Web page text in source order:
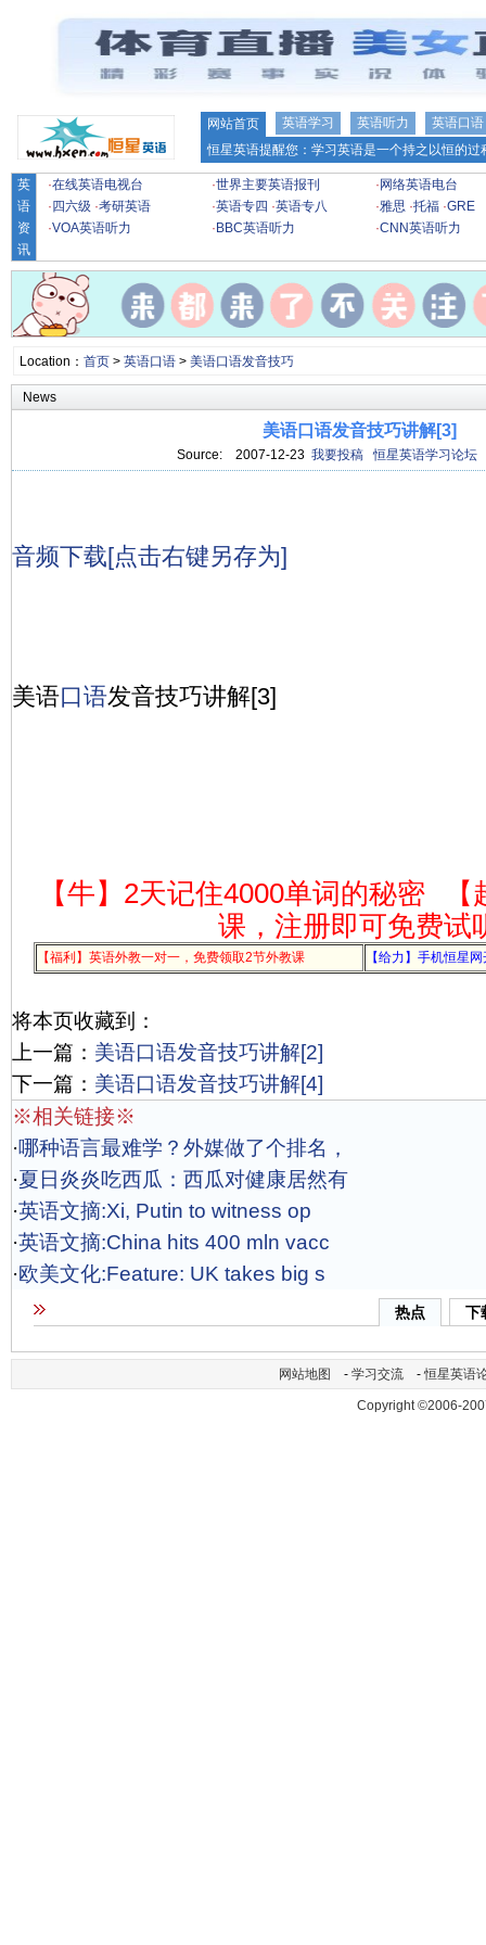
网站首页 英语学习 英语听力
英语口语
恒星英语提醒您：学习英语是一个持之以恒的
英
语
资
讯
·在线英语电视台 ·世界主要英语报刊 · 网络英语电台
· 四六级 ·考研英语 ·英语专四 ·英语专八 ·雅思 ·托福 ·GRE
·VOA英语听力 · BBC英语听力 ·CNN英语听力
Location： 首页> 英语口语> 美语口语发音技巧
News
美语口语发音技巧讲解[3]
Source: 2007-12-23 我要投稿 恒星英语学习论坛
音频下载[点击右键另存为]
美语口语发音技巧讲解[3]
【牛】2天记住4000单词的秘密
课，注册即可免费试
【福利】英语外教一对一，免费领取2节外教课 【给力】手机恒星
将本页收藏到：
上一篇： 美语口语发音技巧讲解[2]
下一篇： 美语口语发音技巧讲解[4]
※相关链接※
·哪种语言最难学？外媒做了个排名，
·夏日炎炎吃西瓜：西瓜对健康居然有
·英语文摘:Xi, Putin to witness op
·英语文摘:China hits 400 mln vacc
·欧美文化:Feature: UK takes big s
热点 下
网站地图 - 学习交流 -恒星英语
Copyright ©2006-